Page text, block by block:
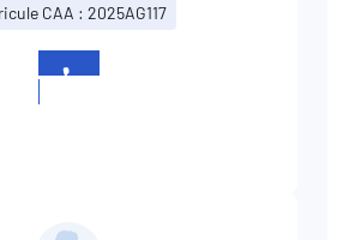
CAA : 2025AG117